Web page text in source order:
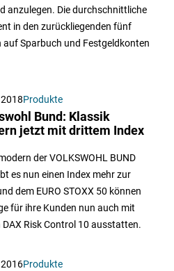
anzulegen. Die durchschnittliche
in den zurückliegenden fünf
Sparbuch und Festgeldkonten
Produkte
Bund: Klassik
jetzt mit drittem Index
der VOLKSWOHL BUND
es nun einen Index mehr zur
dem EURO STOXX 50 können
für ihre Kunden nun auch mit
Risk Control 10 ausstatten.
Produkte